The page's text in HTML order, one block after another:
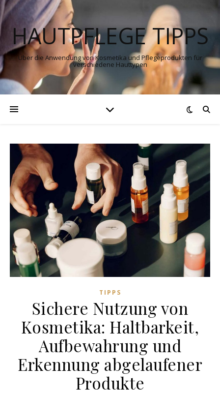
HAUTPFLEGE TIPPS
Über die Anwendung von Kosmetika und Pflegeprodukten für
verschiedene Hauttypen
TIPPS
Sichere Nutzung von
Kosmetika: Haltbarkeit,
Aufbewahrung und
Erkennung abgelaufener
Produkte